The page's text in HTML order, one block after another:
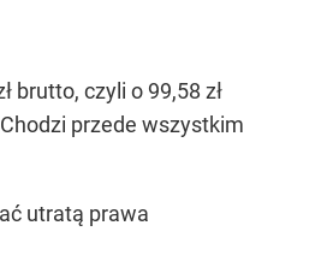
brutto, czyli o 99,58 zł
przede wszystkim
utratą prawa